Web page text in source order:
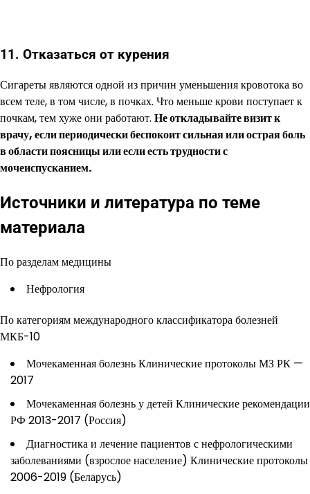
11. Отказаться от курения
Сигареты являются одной из причин уменьшения кровотока во
всем теле, в том числе, в почках. Что меньше крови поступает к
почкам, тем хуже они работают. Не откладывайте визит к
врачу, если периодически беспокоит сильная или острая боль
в области поясницы или если есть трудности с
мочеиспусканием.
Источники и литература по теме
материала
По разделам медицины
Нефрология
По категориям международного классификатора болезней
МКБ-10
Мочекаменная болезнь Клинические протоколы МЗ РК —
2017
Мочекаменная болезнь у детей Клинические рекомендации
РФ 2013-2017 (Россия)
Диагностика и лечение пациентов с нефрологическими
заболеваниями (взрослое население) Клинические протоколы
2006-2019 (Беларусь)